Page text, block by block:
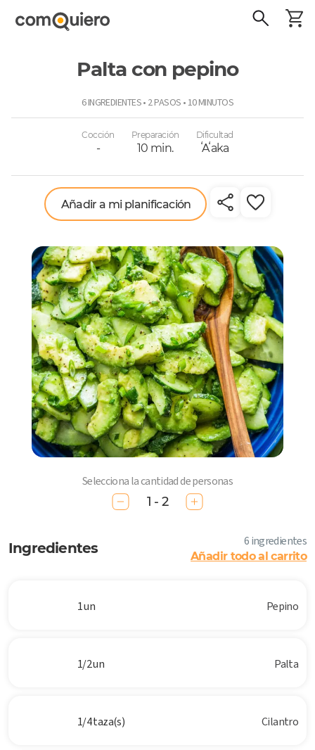
Palta con pepino
6 INGREDIENTES • 2 PASOS • 10 MINUTOS
Cocción
-
Preparación
10 min.
Dificultad
ʻAʻaka
Añadir a mi planificación
Selecciona la cantidad de personas
1 - 2
Ingredientes 6 ingredientes
Añadir todo al carrito
1 un Pepino
1/2 un Palta
1/4 taza(s) Cilantro